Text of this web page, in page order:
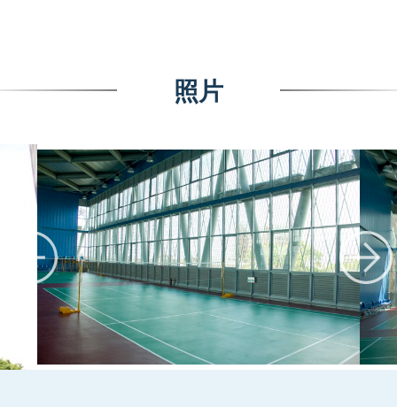
照片